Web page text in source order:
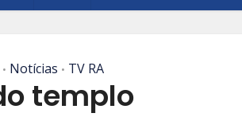
• Notícias • TV RA
templo